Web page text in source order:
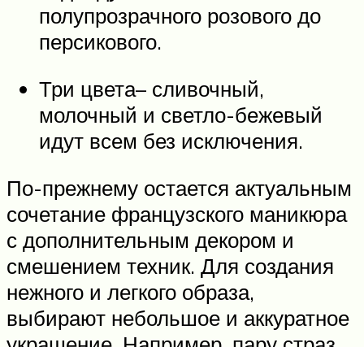
полупрозрачного розового до
персикового.
Три цвета– сливочный,
молочный и светло-бежевый
идут всем без исключения.
По-прежнему остается актуальным
сочетание французского маникюра
с дополнительным декором и
смешением техник. Для создания
нежного и легкого образа,
выбирают небольшое и аккуратное